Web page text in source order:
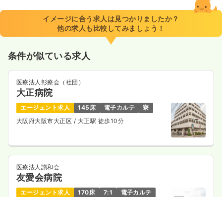
8:45～17:15
時給1,800円以上可
気になる
夜勤のみ（パート）
給与 3.0万円〜/回
時間 16:45～9:00
気になる 詳細を見る
イメージに合う求人は見つかりましたか？
他の求人も比較してみましょう！
条件が似ている求人
医療法人彰療会（社団）
大正病院
エージェント求人 145床 電子カルテ
寮
大阪府大阪市大正区 / 大正駅 徒歩10分
医療法人讃和会
友愛会病院
エージェント求人 170床 7:1
電子カルテ